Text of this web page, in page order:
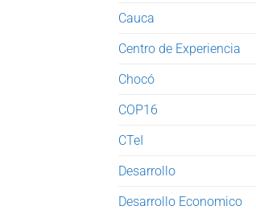
Cauca
Centro de Experiencia
Chocó
COP16
CTeI
Desarrollo
Desarrollo Economico